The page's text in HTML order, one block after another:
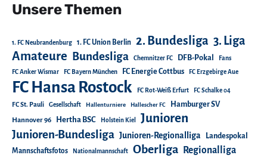
Unsere Themen
1. FC Neubrandenburg 1. FC Union Berlin 2. Bundesliga 3. Liga
Amateure Bundesliga Chemnitzer FC DFB-Pokal Fans
FC Anker Wismar FC Bayern München FC Energie Cottbus FC Erzgebirge Aue
FC Hansa Rostock FC Rot-Weiß Erfurt FC Schalke 04
FC St. Pauli Gesellschaft Hallenturniere Hallescher FC Hamburger SV
Hannover 96 Hertha BSC Holstein Kiel Junioren
Junioren-Bundesliga Junioren-Regionalliga
Landespokal
Mannschaftsfotos
Nationalmannschaft Oberliga Regionalliga